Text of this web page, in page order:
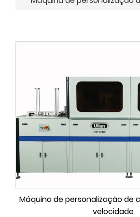
Máquina de personalização de
velocidade